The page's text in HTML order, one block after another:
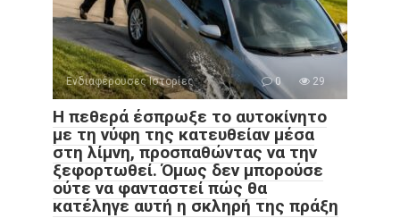
Ενδιαφέρουσες Ιστορίες 0 29
Η πεθερά έσπρωξε το αυτοκίνητο
με τη νύφη της κατευθείαν μέσα
στη λίμνη, προσπαθώντας να την
ξεφορτωθεί. Όμως δεν μπορούσε
ούτε να φανταστεί πώς θα
κατέληγε αυτή η σκληρή της πράξη